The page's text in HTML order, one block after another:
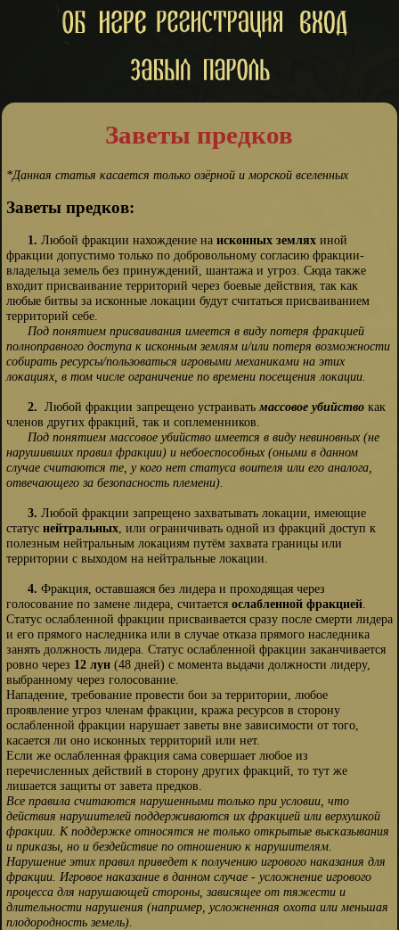
Заветы предков
*Данная статья касается только озёрной и морской вселенных
Заветы предков:
1. Любой фракции нахождение на исконных землях иной
фракции допустимо только по добровольному согласию фракции-
владельца земель без принуждений, шантажа и угроз. Сюда также
входит присваивание территорий через боевые действия, так как
любые битвы за исконные локации будут считаться присваиванием
территорий себе.
Под понятием присваивания имеется в виду потеря фракцией
полноправного доступа к исконным землям и/или потеря возможности
собирать ресурсы/пользоваться игровыми механиками на этих
локациях, в том числе ограничение по времени посещения локации.
2. Любой фракции запрещено устраивать массовое убийствокак
членов других фракций, так и соплеменников.
Под понятием массовое убийство имеется в виду невиновных (не
нарушивших правил фракции) и небоеспособных (оными в данном
случае считаются те, у кого нет статуса воителя или его аналога,
отвечающего за безопасность племени).
3. Любой фракции запрещено захватывать локации, имеющие
статус нейтральных, или ограничивать одной из фракций доступ к
полезным нейтральным локациям путём захвата границы или
территории с выходом на нейтральные локации.
4. Фракция, оставшаяся без лидера и проходящая через
голосование по замене лидера, считается ослабленной фракцией.
Статус ослабленной фракции присваивается сразу после смерти лидера
и его прямого наследника или в случае отказа прямого наследника
занять должность лидера. Статус ослабленной фракции заканчивается
ровно через 12 лун(48 дней) с момента выдачи должности лидеру,
выбранному через голосование.
Нападение, требование провести бои за территории, любое
проявление угроз членам фракции, кража ресурсов в сторону
ослабленной фракции нарушает заветы вне зависимости от того,
касается ли оно исконных территорий или нет.
Если же ослабленная фракция сама совершает любое из
перечисленных действий в сторону других фракций, то тут же
лишается защиты от завета предков.
Все правила считаются нарушенными только при условии, что
действия нарушителей поддерживаются их фракцией или верхушкой
фракции. К поддержке относятся не только открытые высказывания
и приказы, но и бездействие по отношению к нарушителям.
Нарушение этих правил приведет к получению игрового наказания для
фракции. Игровое наказание в данном случае - усложнение игрового
процесса для нарушающей стороны, зависящее от тяжести и
длительности нарушения (например, усложненная охота или меньшая
плодородность земель).